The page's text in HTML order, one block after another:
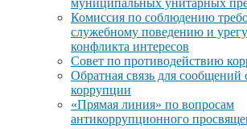
Комиссия по соблюдению
служебному поведению и
конфликта интересов
Совет по противодействию
Обратная связь для сообщений
коррупции
«Прямая линия» по вопросам
антикоррупционного